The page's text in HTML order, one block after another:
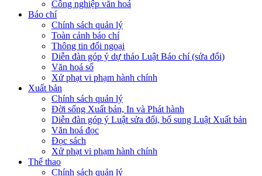
Công nghiệp văn hoá
Báo chí
Chính sách quản lý
Toàn cảnh báo chí
Thông tin đối ngoại
Diễn đàn góp ý dự thảo Luật Báo chí (sửa đổi)
Văn hoá số
Xử phạt vi phạm hành chính
Xuất bản
Chính sách quản lý
Đời sống Xuất bản, In và Phát hành
Diễn đàn góp ý Luật sửa đổi, bổ sung Luật Xuất bản
Văn hoá đọc
Đọc sách
Xử phạt vi phạm hành chính
Thể thao
Chính sách quản lý